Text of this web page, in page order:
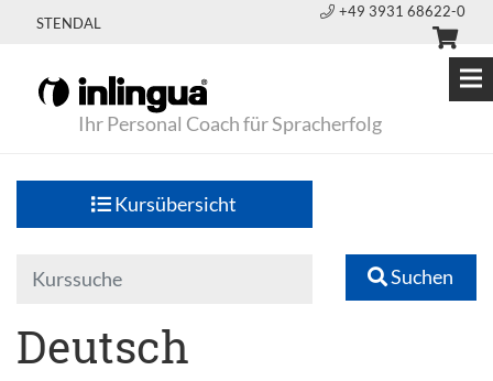
STENDAL
+49 3931 68622-0
Ihr Personal Coach für Spracherfolg
Kursübersicht
Suchen
Deutsch